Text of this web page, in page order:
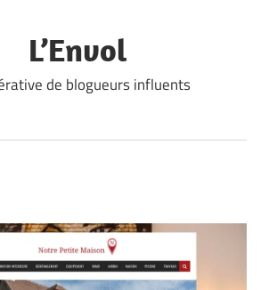
L’Envol
de blogueurs influents